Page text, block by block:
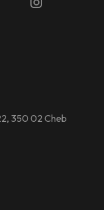
350 02 Cheb